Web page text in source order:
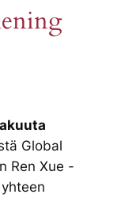
Global
Ren Xue -